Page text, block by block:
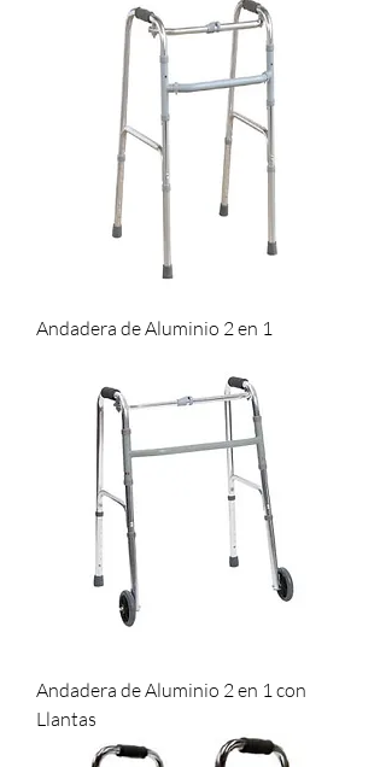
Andadera de Aluminio 2 en 1
Andadera de Aluminio 2 en 1 con
Llantas